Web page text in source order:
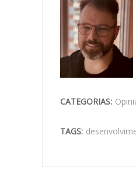
CATEGORIAS:
TAGS: